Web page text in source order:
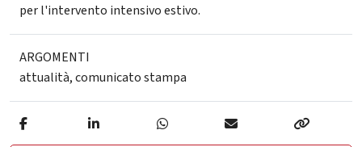
per l'intervento intensivo estivo.
ARGOMENTI
attualità,comunicato stampa